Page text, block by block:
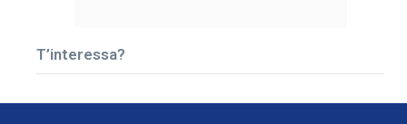
T’interessa?